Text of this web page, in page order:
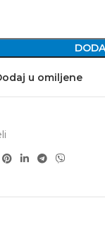
u omiljene